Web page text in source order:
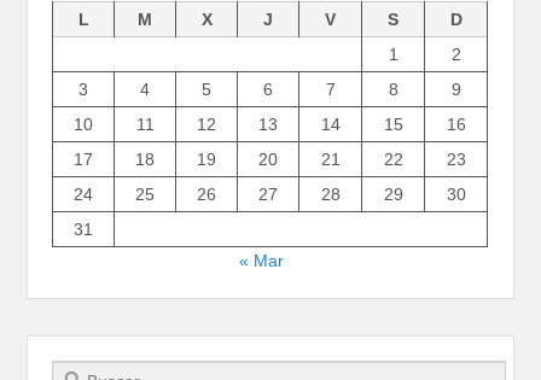
L M X J V S
D
1
2
3
4 5 6 7 8
9
10
11 12 13 14 15
16
17
18 19 20 21 22
23
24
25 26 27 28 29
30
31
« Mar
Buscar